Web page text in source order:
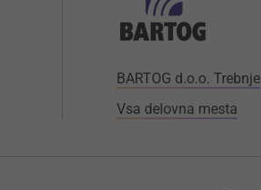
BARTOG d.o.o. Trebnje
Vsa delovna mesta